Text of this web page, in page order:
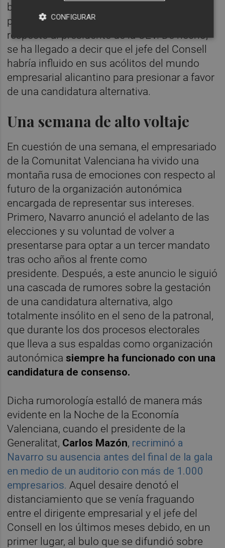
buena sintonía con el empresariado de la
provincia tras su distanciamiento con
respecto al presidente de la CEV. De hecho,
se ha llegado a decir que el jefe del Consell
habría influido en sus acólitos del mundo
empresarial alicantino para presionar a favor
de una candidatura alternativa.
Una semana de alto voltaje
En cuestión de una semana, el empresariado
de la Comunitat Valenciana ha vivido una
montaña rusa de emociones con respecto al
futuro de la organización autonómica
encargada de representar sus intereses.
Primero, Navarro anunció el adelanto de las
elecciones y su voluntad de volver a
presentarse para optar a un tercer mandato
tras ocho años al frente como
presidente. Después, a este anuncio le siguió
una cascada de rumores sobre la gestación
de una candidatura alternativa, algo
totalmente insólito en el seno de la patronal,
que durante los dos procesos electorales
que lleva a sus espaldas como organización
autonómica siempre ha funcionado con una
candidatura de consenso.
Dicha rumorología estalló de manera más
evidente en la Noche de la Economía
Valenciana, cuando el presidente de la
Generalitat, Carlos Mazón, recriminó a
Navarro su ausencia antes del final de la gala
en medio de un auditorio con más de 1.000
empresarios. Aquel desaire denotó el
distanciamiento que se venía fraguando
entre el dirigente empresarial y el jefe del
Consell en los últimos meses debido, en un
primer lugar, al bulo que se difundió sobre
CONFIGURAR